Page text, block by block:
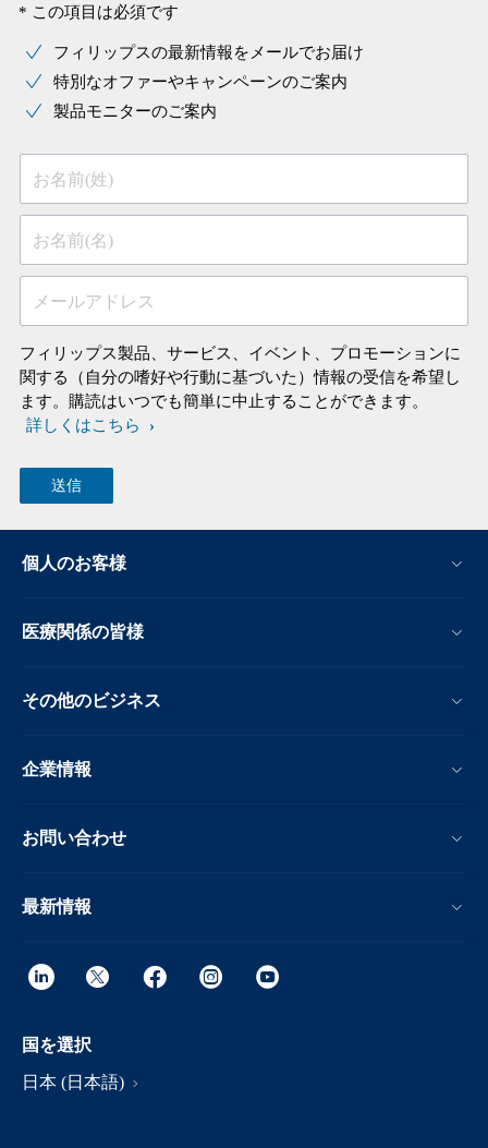
* この項目は必須です
フィリップスの最新情報をメールでお届け
特別なオファーやキャンペーンのご案内
製品モニターのご案内
お名前(姓)
お名前(名)
メールアドレス
フィリップス製品、サービス、イベント、プロモーションに
関する（自分の嗜好や行動に基づいた）情報の受信を希望し
ます。購読はいつでも簡単に中止することができます。
詳しくはこちら
個人のお客様
医療関係の皆様
その他のビジネス
企業情報
お問い合わせ
最新情報
国を選択
日本 (日本語)